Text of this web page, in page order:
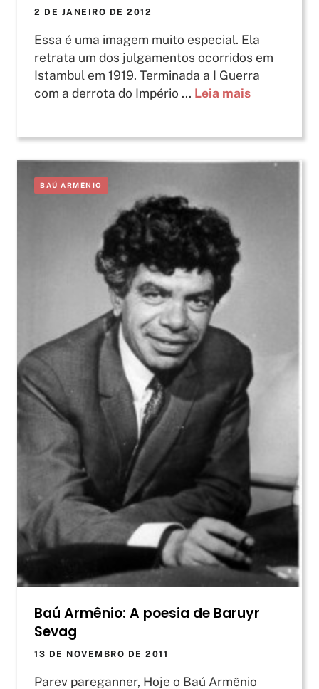
2 DE JANEIRO DE 2012
Essa é uma imagem muito especial. Ela
retrata um dos julgamentos ocorridos em
Istambul em 1919. Terminada a I Guerra
com a derrota do Império ... Leia mais
BAÚ ARMÊNIO
Baú Armênio: A poesia de Baruyr
Sevag
13 DE NOVEMBRO DE 2011
Parev pareganner, Hoje o Baú Armênio